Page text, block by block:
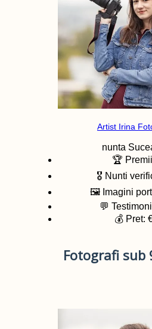
Artist Irina
nunta
🏆
🎖️ Nunti
🖼️ Imagini
💬
💰 Pret:
Fotografi sub